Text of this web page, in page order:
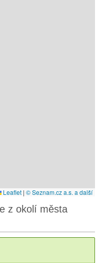
Leaflet | © Seznam.cz a.s. a další
z okolí města